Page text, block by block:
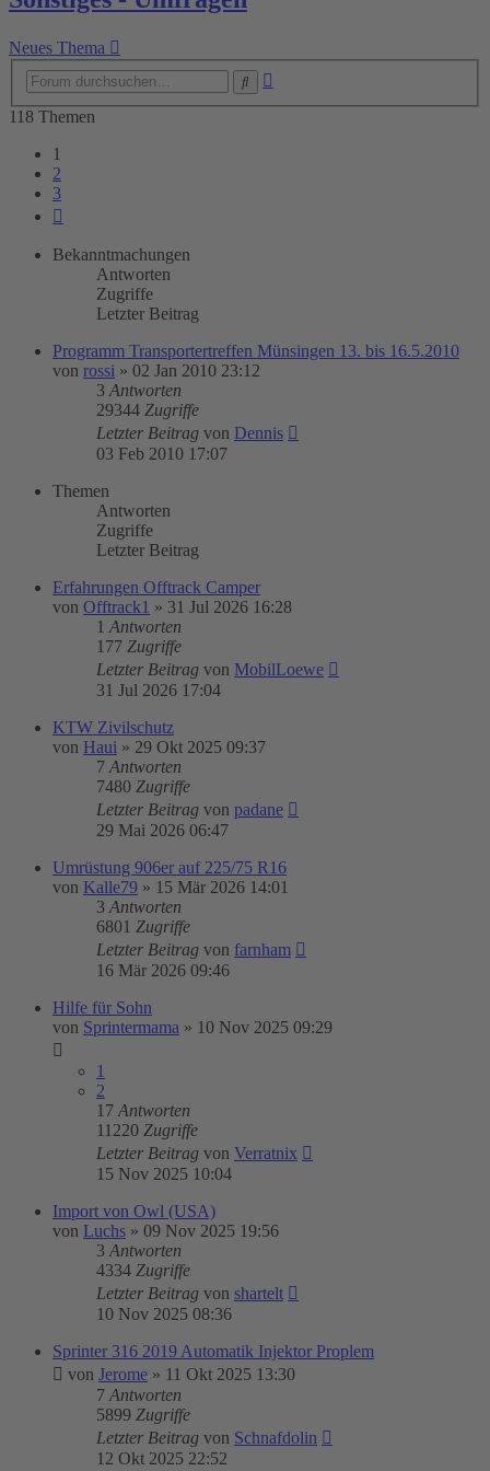
Neues Thema
118 Themen
1
2
3
Bekanntmachungen
Antworten
Zugriffe
Letzter Beitrag
Programm Transportertreffen Münsingen 13. bis 16.5.2010
von rossi » 02 Jan 2010 23:12
3 Antworten
29344 Zugriffe
Letzter Beitrag von Dennis
03 Feb 2010 17:07
Themen
Antworten
Zugriffe
Letzter Beitrag
Erfahrungen Offtrack Camper
von Offtrack1 » 31 Jul 2026 16:28
1 Antworten
177 Zugriffe
Letzter Beitrag von MobilLoewe
31 Jul 2026 17:04
KTW Zivilschutz
von Haui » 29 Okt 2025 09:37
7 Antworten
7480 Zugriffe
Letzter Beitrag von padane
29 Mai 2026 06:47
Umrüstung 906er auf 225/75 R16
von Kalle79 » 15 Mär 2026 14:01
3 Antworten
6801 Zugriffe
Letzter Beitrag von farnham
16 Mär 2026 09:46
Hilfe für Sohn
von Sprintermama » 10 Nov 2025 09:29
1
2
17 Antworten
11220 Zugriffe
Letzter Beitrag von Verratnix
15 Nov 2025 10:04
Import von Owl (USA)
von Luchs » 09 Nov 2025 19:56
3 Antworten
4334 Zugriffe
Letzter Beitrag von shartelt
10 Nov 2025 08:36
Sprinter 316 2019 Automatik Injektor Proplem
von Jerome » 11 Okt 2025 13:30
7 Antworten
5899 Zugriffe
Letzter Beitrag von Schnafdolin
12 Okt 2025 22:52